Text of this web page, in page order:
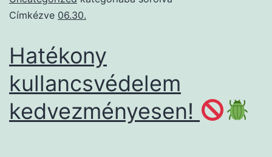
Címkézve 06.30.
Hatékony
kullancsvédelem
kedvezményesen!